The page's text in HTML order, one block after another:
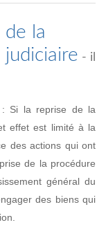
la
- il
Si la reprise de la
effet est limité à la
des actions qui ont
de la procédure
général du
des biens qui